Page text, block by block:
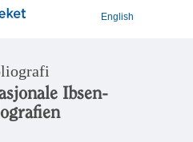
English
Ibsen-